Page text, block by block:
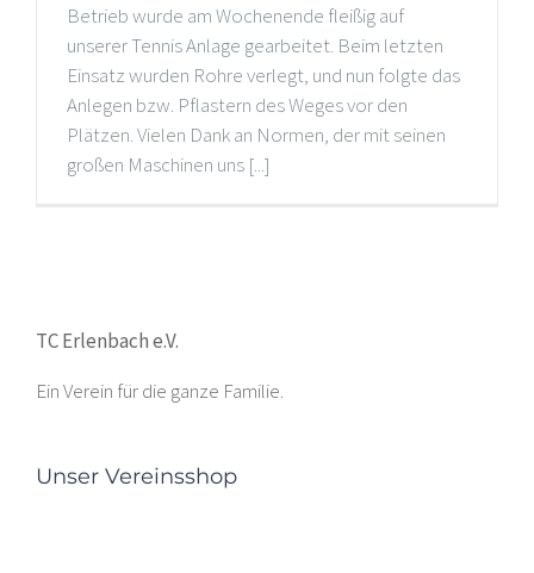
Betrieb wurde am Wochenende fleißig auf
unserer Tennis Anlage gearbeitet. Beim letzten
Einsatz wurden Rohre verlegt, und nun folgte das
Anlegen bzw. Pflastern des Weges vor den
Plätzen. Vielen Dank an Normen, der mit seinen
großen Maschinen uns [...]
TC Erlenbach e.V.
Ein Verein für die ganze Familie.
Unser Vereinsshop